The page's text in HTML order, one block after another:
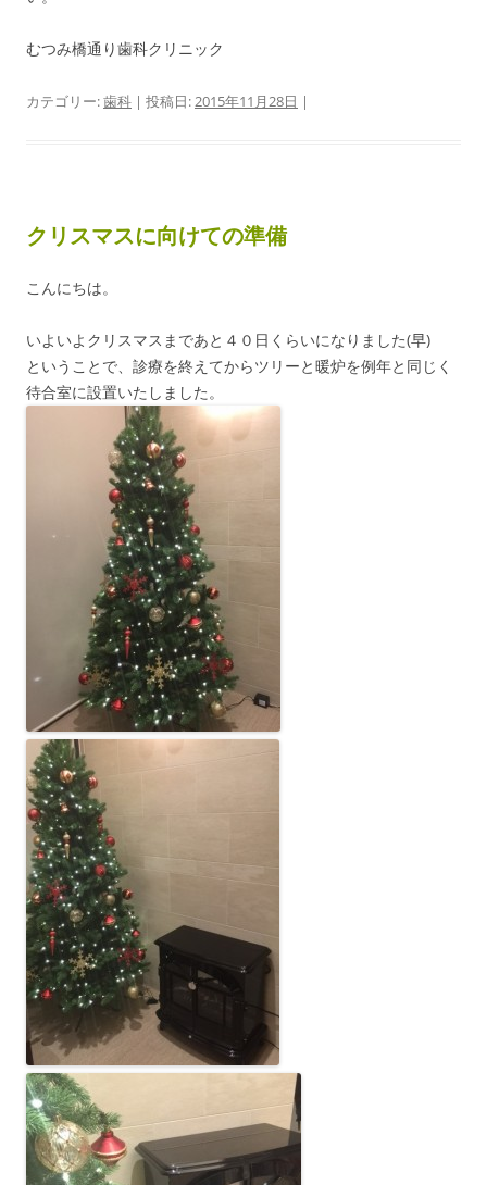
むつみ橋通り歯科クリニック
カテゴリー:歯科 | 投稿日:2015年11月28日 |
クリスマスに向けての準備
こんにちは。
いよいよクリスマスまであと４０日くらいになりました(早)
ということで、診療を終えてからツリーと暖炉を例年と同じく
待合室に設置いたしました。